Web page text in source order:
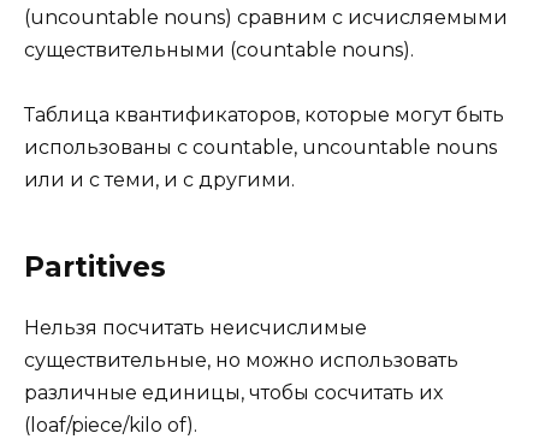
(uncountable nouns) сравним с исчисляемыми
существительными (countable nouns).
Таблица квантификаторов, которые могут быть
использованы с countable, uncountable nouns
или и с теми, и с другими.
Partitives
Нельзя посчитать неисчислимые
существительные, но можно использовать
различные единицы, чтобы сосчитать их
(loaf/piece/kilo of).